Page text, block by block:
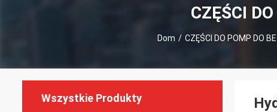
CZĘŚCI
Dom / CZĘŚCI DO POMP DO
Wszystkie Produkty